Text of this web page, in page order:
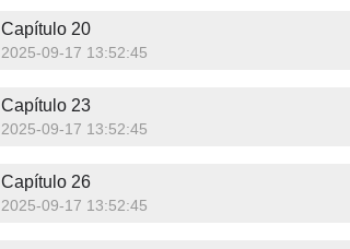
Capítulo 20
2025-09-17 13:52:45
Capítulo 23
2025-09-17 13:52:45
Capítulo 26
2025-09-17 13:52:45